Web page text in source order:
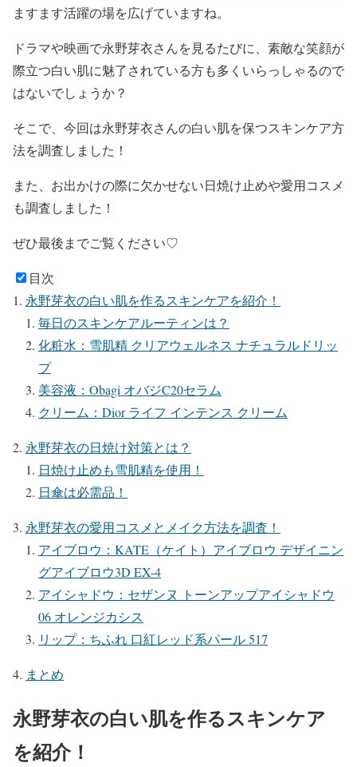
ますます活躍の場を広げていますね。
ドラマや映画で永野芽衣さんを見るたびに、素敵な笑顔が
際立つ白い肌に魅了されている方も多くいらっしゃるので
はないでしょうか？
そこで、今回は永野芽衣さんの白い肌を保つスキンケア方
法を調査しました！
また、お出かけの際に欠かせない日焼け止めや愛用コスメ
も調査しました！
ぜひ最後までご覧ください♡
目次
永野芽衣の白い肌を作るスキンケアを紹介！
毎日のスキンケアルーティンは？
化粧水：雪肌精 クリアウェルネス ナチュラルドリッ
プ
美容液：Obagi オバジC20セラム
クリーム：Dior ライフ インテンス クリーム
永野芽衣の日焼け対策とは？
日焼け止めも雪肌精を使用！
日傘は必需品！
永野芽衣の愛用コスメとメイク方法を調査！
アイブロウ：KATE（ケイト）アイブロウ デザイニン
グアイブロウ3D EX-4
アイシャドウ：セザンヌ トーンアップアイシャドウ
06 オレンジカシス
リップ：ちふれ 口紅レッド系パール 517
まとめ
永野芽衣の白い肌を作るスキンケア
を紹介！